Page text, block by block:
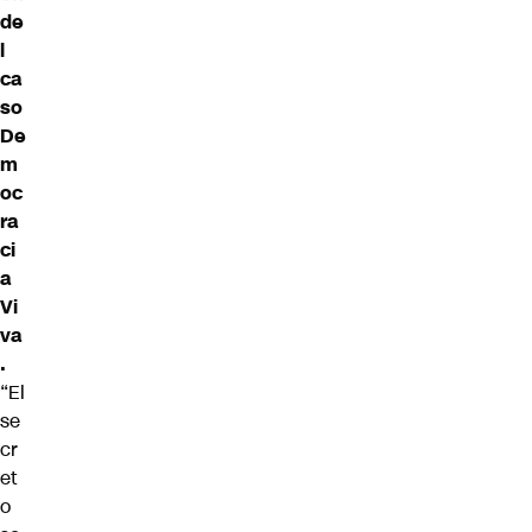
de
l
ca
so
De
m
oc
ra
ci
a
Vi
va
.
“El
se
cr
et
o